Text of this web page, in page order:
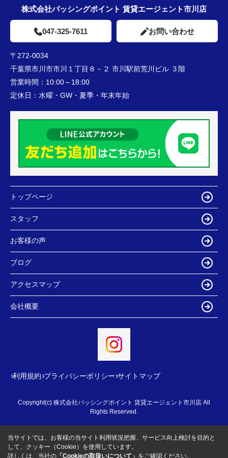
株式会社パッシングポイント 賃貸エージェント市川店
047-325-7611 お問い合わせ
〒272-0034
千葉県市川市市川１丁目８－２ 市川駅前荒川ビル ３階
営業時間： 10:00～18:00
定休日： 水曜・GW・夏季・年末年始
トップページ
スタッフ
お客様の声
ブログ
アクセスマップ
会社概要
利用規約 プライバシーポリシー サイトマップ
Copyright(c) 株式会社パッシングポイント 賃貸エージェント市川店 All
Rights Reserved.
当サイトでは、お客様の当サイト利用状況把握、サービス向上検討を目的と
して、クッキー（Cookie）を使用しています。
詳しくは、当社の 「Cookieの取扱いについて」 をご確認ください。